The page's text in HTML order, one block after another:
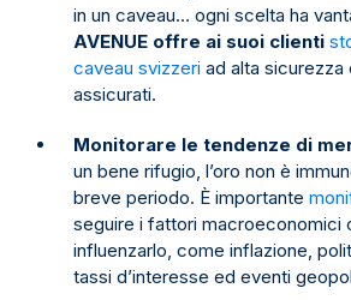
in un caveau… ogni scelta ha
AVENUE offre ai suoi clienti
caveau svizzeri ad alta
assicurati.
Monitorare le tendenze di
un bene rifugio, l’oro non è
breve periodo. È importante
seguire i fattori macroeconomici
influenzarlo, come inflazione,
tassi d’interesse ed eventi